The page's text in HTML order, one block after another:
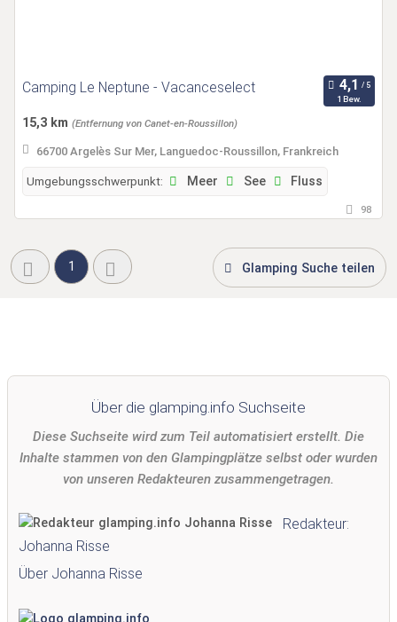
Camping Le Neptune - Vacanceselect
1 Bew.
15,3 km (Entfernung von Canet-en-Roussillon)
66700 Argelès Sur Mer, Languedoc-Roussillon, Frankreich
Umgebungsschwerpunkt: Meer See Fluss
98
1 Glamping Suche teilen
Über die glamping.info Suchseite
Diese Suchseite wird zum Teil automatisiert erstellt. Die
Inhalte stammen von den Glampingplätze selbst oder wurden
von unseren Redakteuren zusammengetragen.
Redakteur:
Johanna Risse
Über Johanna Risse